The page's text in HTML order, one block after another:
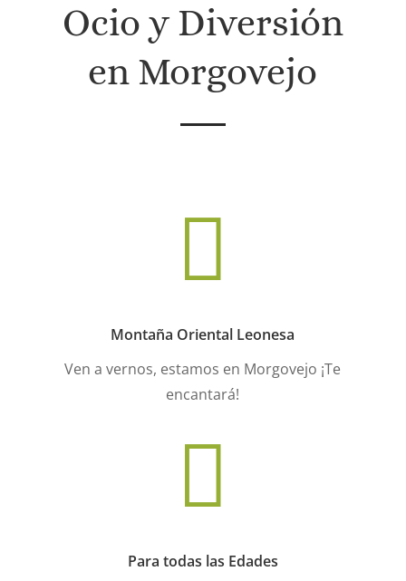
Ocio y Diversión
en Morgovejo

Montaña Oriental Leonesa
Ven a vernos, estamos en Morgovejo ¡Te
encantará!

Para todas las Edades